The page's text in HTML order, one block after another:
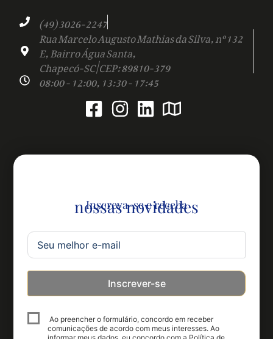
(49) 3026-2247
Rua Marcelo Augusto Mathias da Silva, nº 132
E, Bairro Água Santa,
Chapecó-SC | CEP: 89810-379
08:00 - 12:00, 13:30 - 17:45
Inscreva-se e receba
nossas novidades
Inscrever-se
Ao preencher o formulário, concordo em receber
comunicações de acordo com meus interesses. Ao